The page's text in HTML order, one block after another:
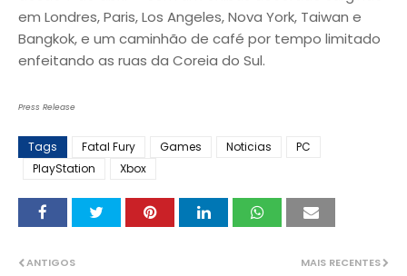
em Londres, Paris, Los Angeles, Nova York, Taiwan e
Bangkok, e um caminhão de café por tempo limitado
enfeitando as ruas da Coreia do Sul.
Press Release
Tags Fatal Fury Games Noticias
PC
PlayStation
Xbox
MAIS RECENTES
ANTIGOS